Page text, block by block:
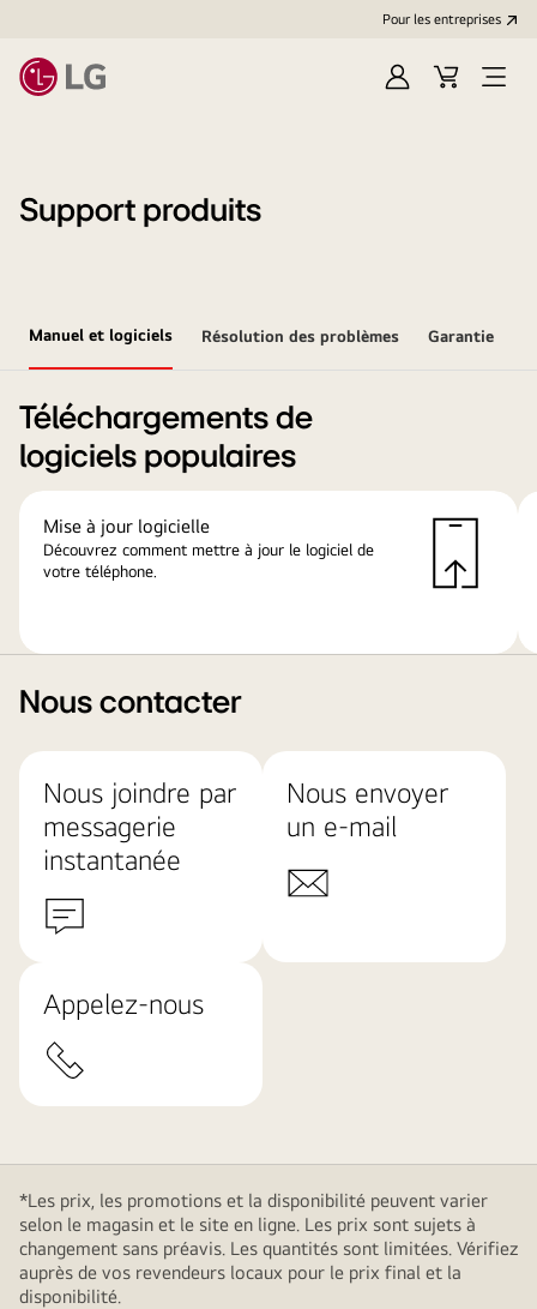
Pour les entreprises
Se
Panier
Support produits
Manuel et logiciels Résolution des problèmes Garantie
Téléchargements de
logiciels populaires
Mise à jour logicielle
Découvrez comment mettre à jour le logiciel de
votre téléphone.
Nous contacter
Nous joindre par
messagerie
instantanée
Nous envoyer
un e-mail
Appelez-nous
*Les prix, les promotions et la disponibilité peuvent varier
selon le magasin et le site en ligne. Les prix sont sujets à
changement sans préavis. Les quantités sont limitées. Vérifiez
auprès de vos revendeurs locaux pour le prix final et la
disponibilité.